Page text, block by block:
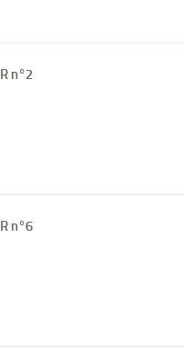
n°2
n°6